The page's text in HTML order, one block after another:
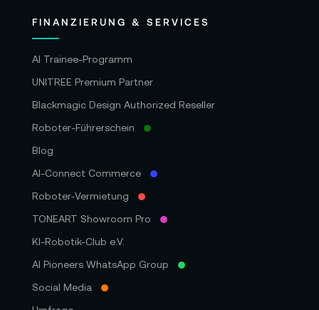
FINANZIERUNG & SERVICES
AI Trainee-Programm
UNITREE Premium Partner
Blackmagic Design Authorized Reseller
Roboter-Führerschein
Blog
AI-Connect Commerce
Roboter‑Vermietung
TONEART Showroom Pro
KI-Robotik-Club e.V.
AI Pioneers WhatsApp Group
Social Media